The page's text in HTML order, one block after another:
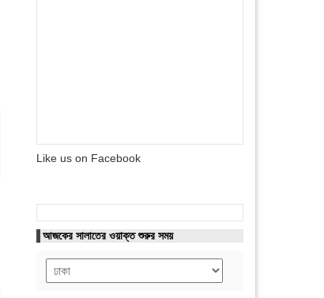
Like us on Facebook
আজকের সালাতের ওয়াক্ত শুরুর সময়